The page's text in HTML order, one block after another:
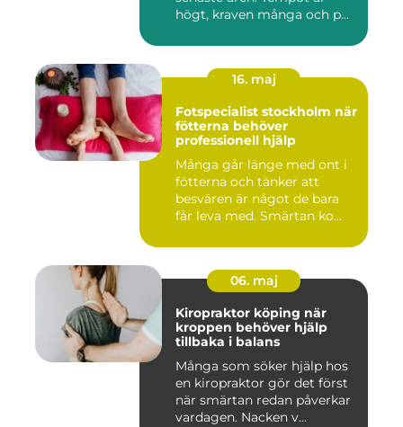
högt, kraven många och p...
16. maj
Fotspecialist stockholm när
fötterna behöver
professionell hjälp
Många går länge med ont i
fötterna och tänker att
besvären är något de bara
får leva med. Smärtan ko...
06. maj
Kiropraktor köping när
kroppen behöver hjälp
tillbaka i balans
Många som söker hjälp hos
en kiropraktor gör det först
när smärtan redan påverkar
vardagen. Nacken v...